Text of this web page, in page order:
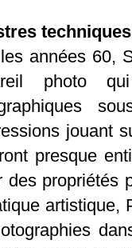
techniques
années 60,
photo
jouant
presque
des propriétés
artistique,